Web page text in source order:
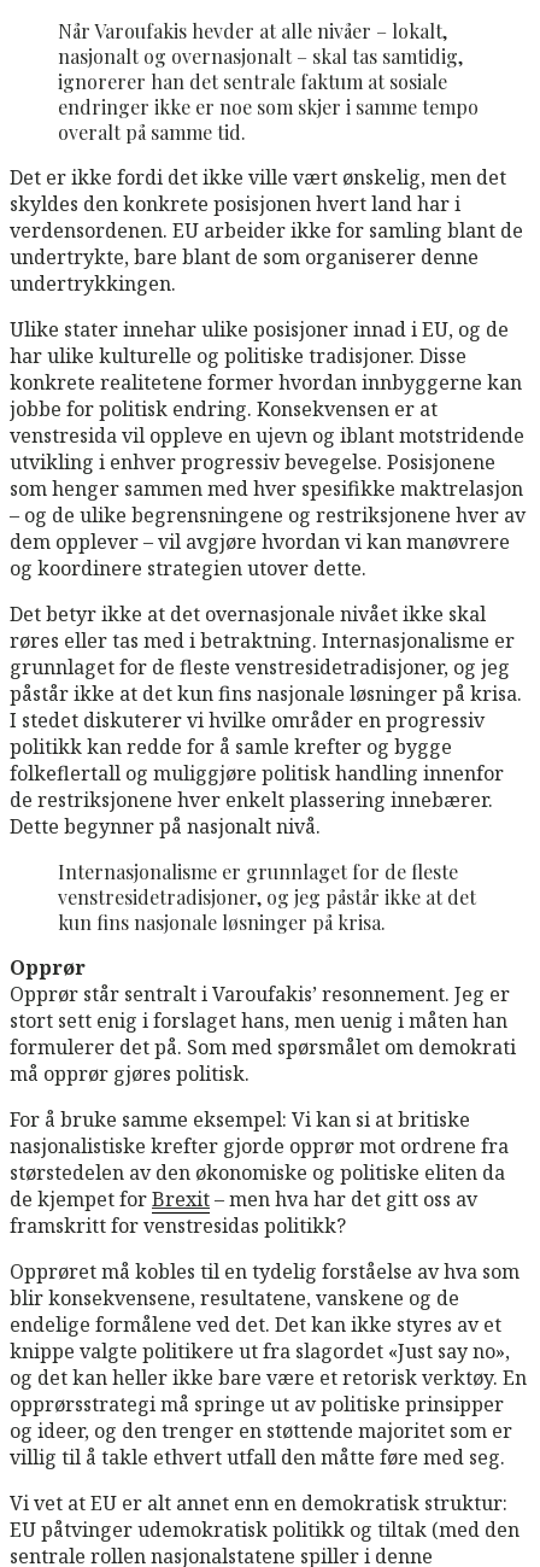
Når Varoufakis hevder at alle nivåer – lokalt,
nasjonalt og overnasjonalt – skal tas samtidig,
ignorerer han det sentrale faktum at sosiale
endringer ikke er noe som skjer i samme tempo
overalt på samme tid.
Det er ikke fordi det ikke ville vært ønskelig, men det
skyldes den konkrete posisjonen hvert land har i
verdensordenen. EU arbeider ikke for samling blant de
undertrykte, bare blant de som organiserer denne
undertrykkingen.
Ulike stater innehar ulike posisjoner innad i EU, og de
har ulike kulturelle og politiske tradisjoner. Disse
konkrete realitetene former hvordan innbyggerne kan
jobbe for politisk endring. Konsekvensen er at
venstresida vil oppleve en ujevn og iblant motstridende
utvikling i enhver progressiv bevegelse. Posisjonene
som henger sammen med hver spesifikke maktrelasjon
– og de ulike begrensningene og restriksjonene hver av
dem opplever – vil avgjøre hvordan vi kan manøvrere
og koordinere strategien utover dette.
Det betyr ikke at det overnasjonale nivået ikke skal
røres eller tas med i betraktning. Internasjonalisme er
grunnlaget for de fleste venstresidetradisjoner, og jeg
påstår ikke at det kun fins nasjonale løsninger på krisa.
I stedet diskuterer vi hvilke områder en progressiv
politikk kan redde for å samle krefter og bygge
folkeflertall og muliggjøre politisk handling innenfor
de restriksjonene hver enkelt plassering innebærer.
Dette begynner på nasjonalt nivå.
Internasjonalisme er grunnlaget for de fleste
venstresidetradisjoner, og jeg påstår ikke at det
kun fins nasjonale løsninger på krisa.
Opprør
Opprør står sentralt i Varoufakis’ resonnement. Jeg er
stort sett enig i forslaget hans, men uenig i måten han
formulerer det på. Som med spørsmålet om demokrati
må opprør gjøres politisk.
For å bruke samme eksempel: Vi kan si at britiske
nasjonalistiske krefter gjorde opprør mot ordrene fra
størstedelen av den økonomiske og politiske eliten da
de kjempet forBrexit– men hva har det gitt oss av
framskritt for venstresidas politikk?
Opprøret må kobles til en tydelig forståelse av hva som
blir konsekvensene, resultatene, vanskene og de
endelige formålene ved det. Det kan ikke styres av et
knippe valgte politikere ut fra slagordet «Just say no»,
og det kan heller ikke bare være et retorisk verktøy. En
opprørsstrategi må springe ut av politiske prinsipper
og ideer, og den trenger en støttende majoritet som er
villig til å takle ethvert utfall den måtte føre med seg.
Vi vet at EU er alt annet enn en demokratisk struktur:
EU påtvinger udemokratisk politikk og tiltak (med den
sentrale rollen nasjonalstatene spiller i denne